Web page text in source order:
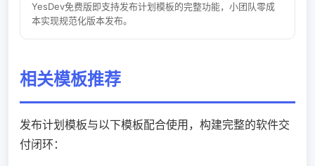
YesDev免费版即支持发布计划模板的完整功能，小团队零成
本实现规范化版本发布。
相关模板推荐
发布计划模板与以下模板配合使用，构建完整的软件交
付闭环：